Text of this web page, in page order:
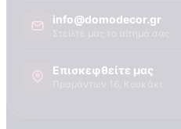
info@domodecor.gr
Επισκεφθείτε μας